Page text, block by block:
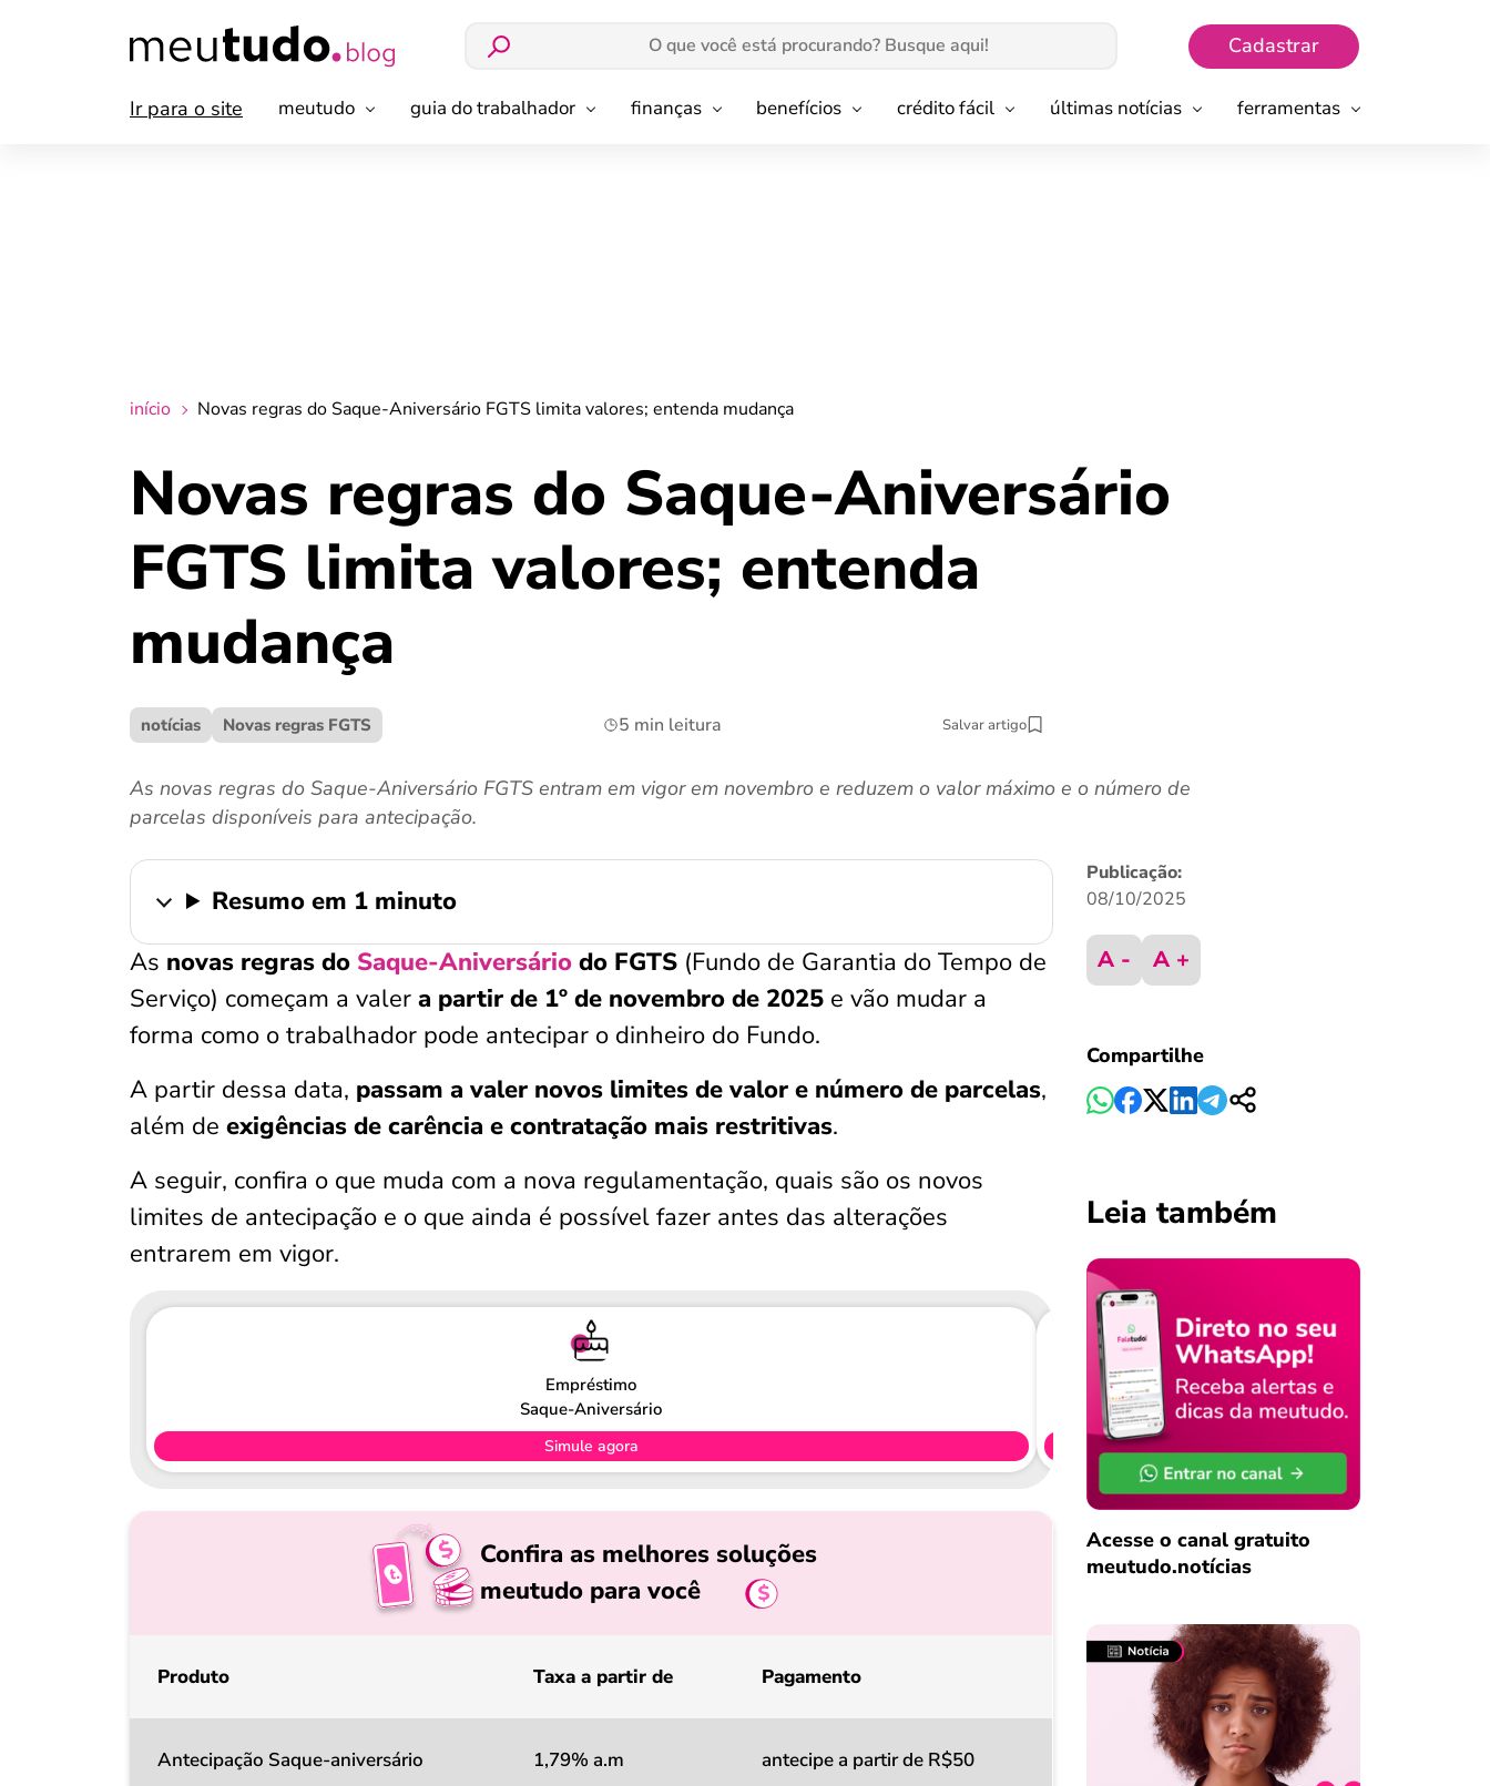
Cadastrar
Ir para o site meutudo guia do trabalhador finanças benefícios crédito fácil últimas notícias ferramentas
início Novas regras do Saque-Aniversário FGTS limita valores; entenda mudança
Novas regras do Saque-Aniversário
FGTS limita valores; entenda
mudança
notícias Novas regras FGTS 5 min leitura Salvar artigo
As novas regras do Saque-Aniversário FGTS entram em vigor em novembro e reduzem o valor máximo e o número de
parcelas disponíveis para antecipação.
Resumo em 1 minuto
As novas regras do Saque-Aniversário do FGTS (Fundo de Garantia do Tempo de
Serviço) começam a valer a partir de 1º de novembro de 2025 e vão mudar a
forma como o trabalhador pode antecipar o dinheiro do Fundo.
A partir dessa data, passam a valer novos limites de valor e número de parcelas,
além de exigências de carência e contratação mais restritivas.
A seguir, confira o que muda com a nova regulamentação, quais são os novos
limites de antecipação e o que ainda é possível fazer antes das alterações
entrarem em vigor.
Empréstimo
Saque-Aniversário
Simule agora
Confira as melhores soluções
meutudo para você
Produto Taxa a partir de Pagamento
Antecipação Saque-aniversário 1,79% a.m antecipe a partir de R$50
Publicação:
08/10/2025
A - A +
Compartilhe
Leia também
Acesse o canal gratuito
meutudo.notícias